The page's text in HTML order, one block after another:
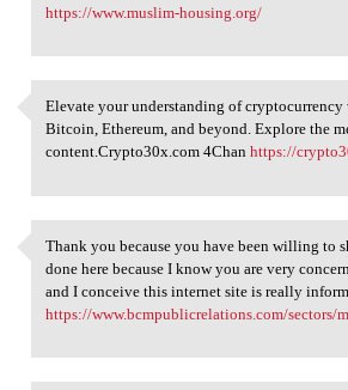
https://www.muslim-housing.org/
Elevate your understanding of
Elevate your understanding of
Bitcoin, Ethereum, and beyond. Explore the
content.Crypto30x.com 4Chanhttps://
Thank you because you have
Thank you because you have been willing to
done here because I know you are very
and I conceive this internet site is really
https://www.bcmpublicrelations.com/sectors/